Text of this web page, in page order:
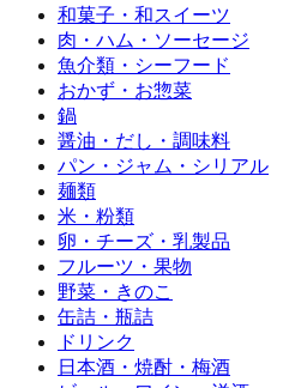
和菓子・和スイーツ
肉・ハム・ソーセージ
魚介類・シーフード
おかず・お惣菜
鍋
醤油・だし・調味料
パン・ジャム・シリアル
麺類
米・粉類
卵・チーズ・乳製品
フルーツ・果物
野菜・きのこ
缶詰・瓶詰
ドリンク
日本酒・焼酎・梅酒